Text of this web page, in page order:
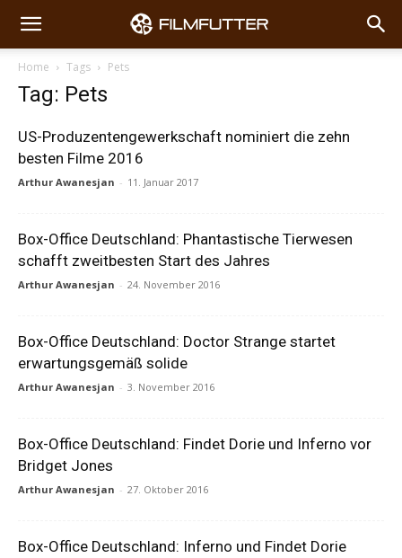
Home Tags Pets
Tag: Pets
US-Produzentengewerkschaft nominiert die zehn
besten Filme 2016
Arthur Awanesjan - 11. Januar 2017
Box-Office Deutschland: Phantastische Tierwesen
schafft zweitbesten Start des Jahres
Arthur Awanesjan - 24. November 2016
Box-Office Deutschland: Doctor Strange startet
erwartungsgemäß solide
Arthur Awanesjan - 3. November 2016
Box-Office Deutschland: Findet Dorie und Inferno vor
Bridget Jones
Arthur Awanesjan - 27. Oktober 2016
Box-Office Deutschland: Inferno und Findet Dorie